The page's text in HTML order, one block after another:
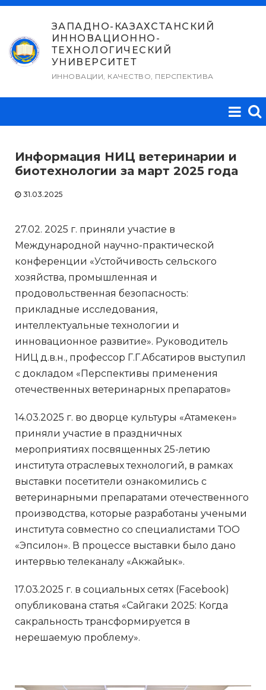
Перейти
содержимому
ЗАПАДНО-КАЗАХСТАНСКИЙ
ИННОВАЦИОННО-
ТЕХНОЛОГИЧЕСКИЙ
УНИВЕРСИТЕТ
ИННОВАЦИИ, КАЧЕСТВО, ПЕРСПЕКТИВА
Информация НИЦ ветеринарии и
биотехнологии за март 2025 года
31.03.2025
27.02. 2025 г. приняли участие в
Международной научно-практической
конференции «Устойчивость сельского
хозяйства, промышленная и
продовольственная безопасность:
прикладные исследования,
интеллектуальные технологии и
инновационное развитие». Руководитель
НИЦ д.в.н., профессор Г.Г.Абсатиров выступил
с докладом «Перспективы применения
отечественных ветеринарных препаратов»
14.03.2025 г. во дворце культуры «Атамекен»
приняли участие в праздничных
мероприятиях посвященных 25-летию
института отраслевых технологий, в рамках
выставки посетители ознакомились с
ветеринарными препаратами отечественного
производства, которые разработаны учеными
института совместно со специалистами ТОО
«Эпсилон». В процессе выставки было дано
интервью телеканалу «Акжайык».
17.03.2025 г. в социальных сетях (Facebook)
опубликована статья «Сайгаки 2025: Когда
сакральность трансформируется в
нерешаемую проблему».